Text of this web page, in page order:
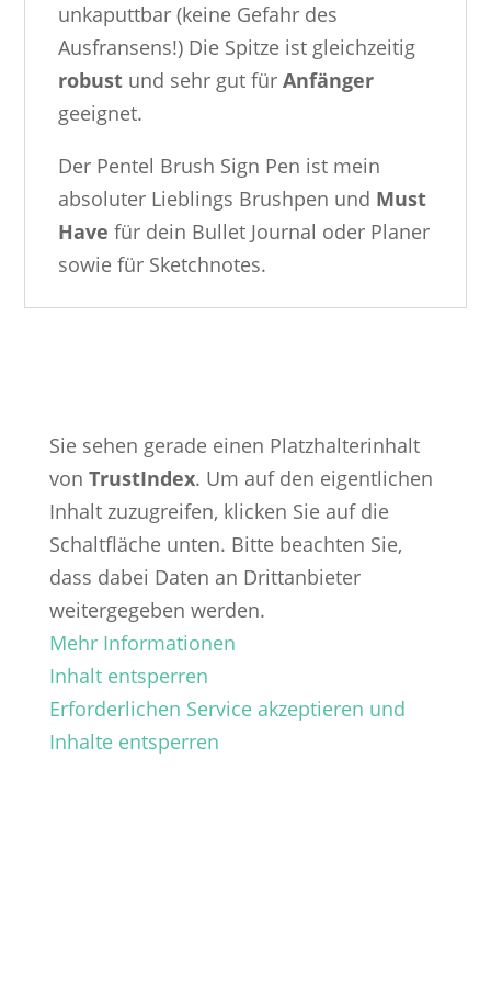
unkaputtbar (keine Gefahr des
Ausfransens!) Die Spitze ist gleichzeitig
robust und sehr gut fürAnfänger
geeignet.
Der Pentel Brush Sign Pen ist mein
absoluter Lieblings Brushpen und Must
Have für dein Bullet Journal oder Planer
sowie für Sketchnotes.
Sie sehen gerade einen Platzhalterinhalt
von TrustIndex. Um auf den eigentlichen
Inhalt zuzugreifen, klicken Sie auf die
Schaltfläche unten. Bitte beachten Sie,
dass dabei Daten an Drittanbieter
weitergegeben werden.
Mehr Informationen
Inhalt entsperren
Erforderlichen Service akzeptieren und
Inhalte entsperren